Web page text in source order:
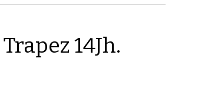
14Jh.